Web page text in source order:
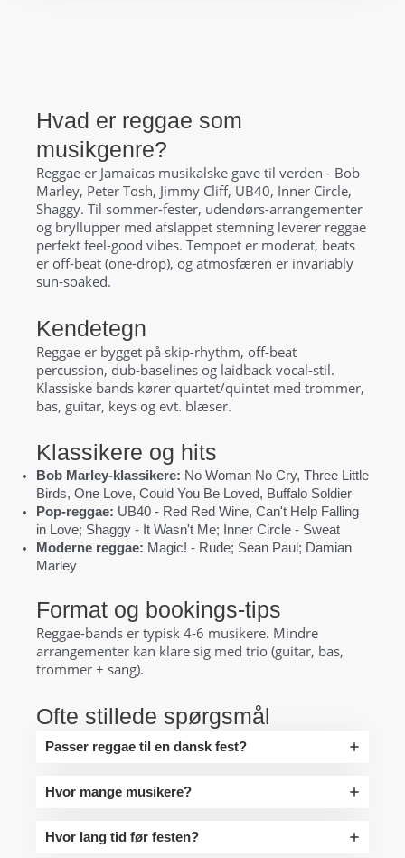
Hvad er reggae som
musikgenre?
Reggae er Jamaicas musikalske gave til verden - Bob
Marley, Peter Tosh, Jimmy Cliff, UB40, Inner Circle,
Shaggy. Til sommer-fester, udendørs-arrangementer
og bryllupper med afslappet stemning leverer reggae
perfekt feel-good vibes. Tempoet er moderat, beats
er off-beat (one-drop), og atmosfæren er invariably
sun-soaked.
Kendetegn
Reggae er bygget på skip-rhythm, off-beat
percussion, dub-baselines og laidback vocal-stil.
Klassiske bands kører quartet/quintet med trommer,
bas, guitar, keys og evt. blæser.
Klassikere og hits
Bob Marley-klassikere: No Woman No Cry, Three Little
Birds, One Love, Could You Be Loved, Buffalo Soldier
Pop-reggae: UB40 - Red Red Wine, Can't Help Falling
in Love; Shaggy - It Wasn't Me; Inner Circle - Sweat
Moderne reggae: Magic! - Rude; Sean Paul; Damian
Marley
Format og bookings-tips
Reggae-bands er typisk 4-6 musikere. Mindre
arrangementer kan klare sig med trio (guitar, bas,
trommer + sang).
Ofte stillede spørgsmål
Passer reggae til en dansk fest?
Hvor mange musikere?
Hvor lang tid før festen?